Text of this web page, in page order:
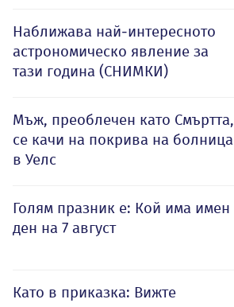
Наближава най-интересното
астрономическо явление за
тази година (СНИМКИ)
Мъж, преоблечен като Смъртта,
се качи на покрива на болница
в Уелс
Голям празник е: Кой има имен
ден на 7 август
Като в приказка: Вижте